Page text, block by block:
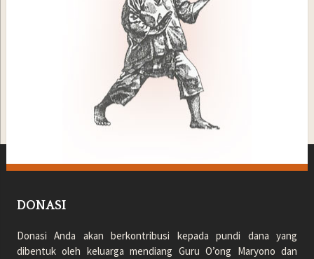
DONASI
Donasi Anda akan berkontribusi kepada pundi dana yang
dibentuk oleh keluarga mendiang Guru O’ong Maryono dan